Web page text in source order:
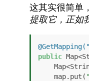
这其实很简单
提取它，正如
public
    map.put(